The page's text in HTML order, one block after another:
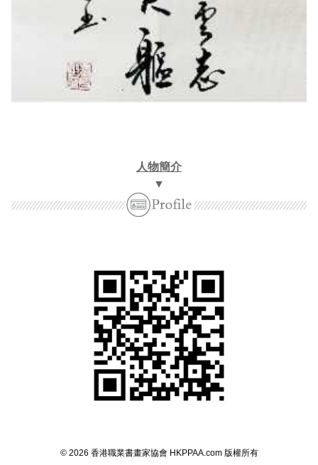
人物簡介
▼
© 2026 香港職業書畫家協會 HKPPAA.com 版權所有